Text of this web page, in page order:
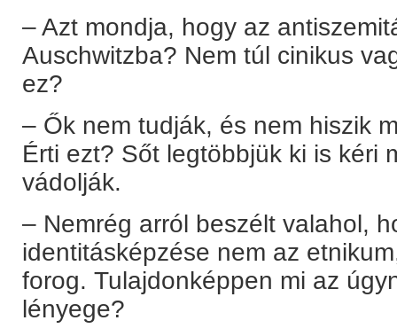
– Azt mondja, hogy az
Auschwitzba? Nem túl cinikus
ez?
– Ők nem tudják, és nem hiszik
Érti ezt? Sőt legtöbbjük ki is kéri
vádolják.
– Nemrég arról beszélt valahol,
identitásképzése nem az
forog. Tulajdonképpen mi az
lényege?